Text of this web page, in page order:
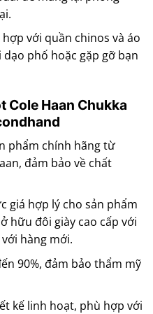
hợp với quần chinos và áo
phố hoặc gặp gỡ bạn
Cole Haan Chukka
phẩm chính hãng từ
đảm bảo về chất
giá hợp lý cho sản phẩm
hữu đôi giày cao cấp với
hàng mới.
90%, đảm bảo thẩm mỹ
kế linh hoạt, phù hợp với